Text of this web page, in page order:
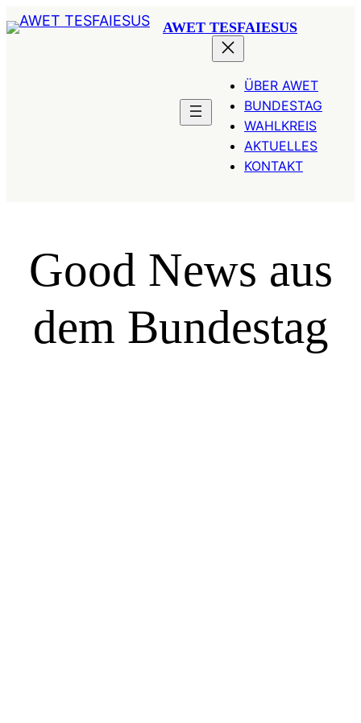
Zum
Inhalt
AWET TESFAIESUS
ÜBER AWET
BUNDESTAG
WAHLKREIS
AKTUELLES
KONTAKT
Good News aus
dem Bundestag